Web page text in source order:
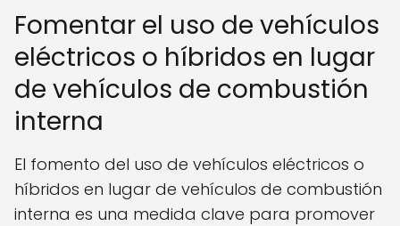
Fomentar el uso de vehículos
eléctricos o híbridos en lugar
de vehículos de combustión
interna
El fomento del uso de vehículos eléctricos o
híbridos en lugar de vehículos de combustión
interna es una medida clave para promover